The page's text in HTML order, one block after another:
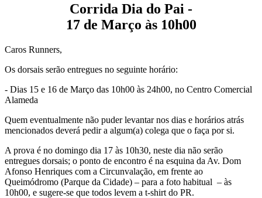
Corrida Dia do Pai -
17 de Março às 10h00
Caros Runners,
Os dorsais serão entregues no seguinte horário:
- Dias 15 e 16 de Março das 10h00 às 24h00, no Centro Comercial
Alameda
Quem eventualmente não puder levantar nos dias e horários atrás
mencionados deverá pedir a algum(a) colega que o faça por si.
A prova é no domingo dia 17 às 10h30, neste dia não serão
entregues dorsais; o ponto de encontro é na esquina da Av. Dom
Afonso Henriques com a Circunvalação, em frente ao
Queimódromo (Parque da Cidade) – para a foto habitual – às
10h00, e sugere-se que todos levem a t-shirt do PR.